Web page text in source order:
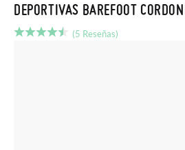
DEPORTIVAS BAREFOOT
(5 Reseñas)